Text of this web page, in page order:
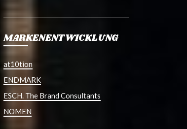
MARKENENTWICKLUNG
at10tion
ENDMARK
ESCH. The Brand Consultants
NOMEN